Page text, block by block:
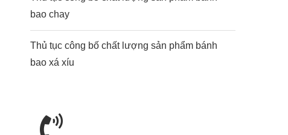
bao chay
Thủ tục công bố chất lượng sản phẩm bánh
bao xá xíu